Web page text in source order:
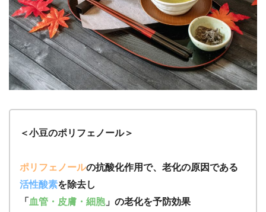
＜小豆のポリフェノール＞
ポリフェノールの抗酸化作用で、老化の原因である
活性酸素を除去し
「 血管・皮膚・細胞」の老化を予防効果